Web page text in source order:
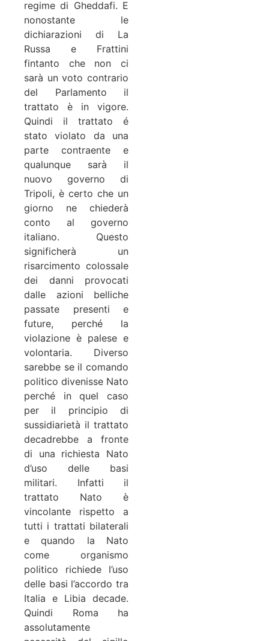
regime di Gheddafi. E
nonostante le
dichiarazioni di La
Russa e Frattini
fintanto che non ci
sarà un voto contrario
del Parlamento il
trattato è in vigore.
Quindi il trattato é
stato violato da una
parte contraente e
qualunque sarà il
nuovo governo di
Tripoli, è certo che un
giorno ne chiederà
conto al governo
italiano. Questo
significherà un
risarcimento colossale
dei danni provocati
dalle azioni belliche
passate presenti e
future, perché la
violazione è palese e
volontaria. Diverso
sarebbe se il comando
politico divenisse Nato
perché in quel caso
per il principio di
sussidiarietà il trattato
decadrebbe a fronte
di una richiesta Nato
d’uso delle basi
militari. Infatti il
trattato Nato è
vincolante rispetto a
tutti i trattati bilaterali
e quando la Nato
come organismo
politico richiede l’uso
delle basi l’accordo tra
Italia e Libia decade.
Quindi Roma ha
assolutamente